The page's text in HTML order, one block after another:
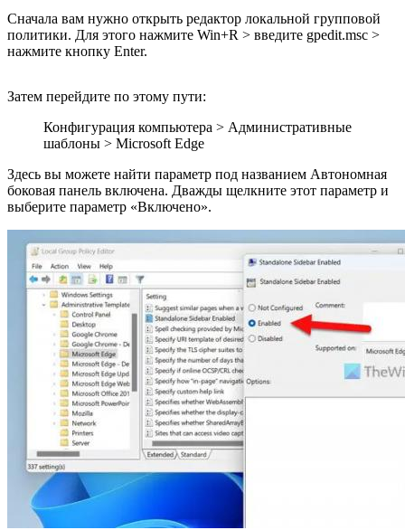
Сначала вам нужно открыть редактор локальной групповой
политики. Для этого нажмите Win+R > введите gpedit.msc >
нажмите кнопку Enter.
Затем перейдите по этому пути:
Конфигурация компьютера > Административные
шаблоны > Microsoft Edge
Здесь вы можете найти параметр под названием Автономная
боковая панель включена. Дважды щелкните этот параметр и
выберите параметр «Включено».